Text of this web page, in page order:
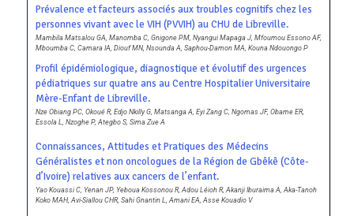
Prévalence et facteurs associés aux troubles cognitifs chez les
personnes vivant avec le VIH (PVVIH) au CHU de Libreville.
Mambila Matsalou GA, Manomba C, Gnigone PM, Nyangui Mapaga J, Mfoumou Essono AF,
Mboumba C, Camara IA, Diouf MN, Nsounda A, Saphou-Damon MA, Kouna Ndouongo P
Profil épidémiologique, diagnostique et évolutif des urgences
pédiatriques sur quatre ans au Centre Hospitalier Universitaire
Mère-Enfant de Libreville.
Nze Obiang PC, Okoué R, Edjo Nkilly G, Matsanga A, Eyi Zang C, Ngomas JF, Obame ER,
Essola L, Nzoghe P, Ategbo S, Sima Zue A
Connaissances, Attitudes et Pratiques des Médecins
Généralistes et non oncologues de la Région de Gbêkê (Côte-
d’Ivoire) relatives aux cancers de l’enfant.
Yao Kouassi C, Yenan JP, Yeboua Kossonou R, Adou Léioh R, Akanji Iburaima A, Aka-Tanoh
Koko MAH, Avi-Siallou CHR, Sahi Gnantin L, Amani EA, Asse Kouadio V